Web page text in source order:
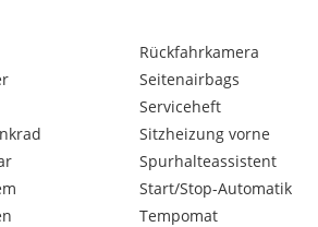
Rückfahrkamera
Seitenairbags
Serviceheft
Sitzheizung vorne
Spurhalteassistent
Start/Stop-Automatik
Tempomat